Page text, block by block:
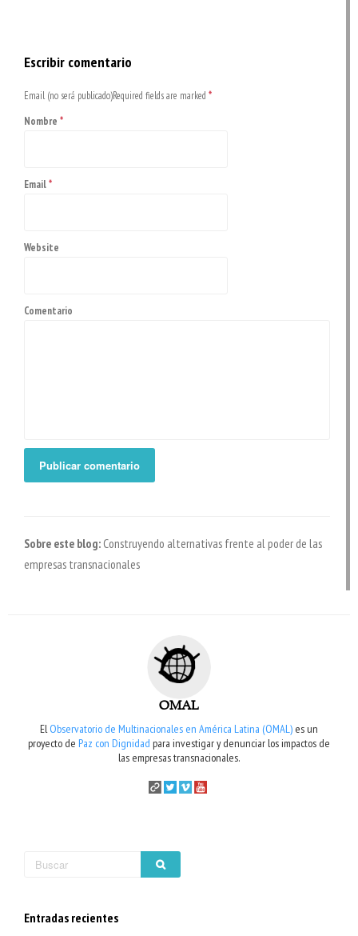
Escribir comentario
Email (no será publicado)Required fields are marked *
Nombre *
Email*
Website
Comentario
Sobre este blog: Construyendo alternativas frente al poder de las
empresas transnacionales
OMAL
ElObservatorio de Multinacionales en América Latina (OMAL) es un
proyecto de Paz con Dignidad para investigar y denunciar los impactos de
las empresas transnacionales.
Entradas recientes